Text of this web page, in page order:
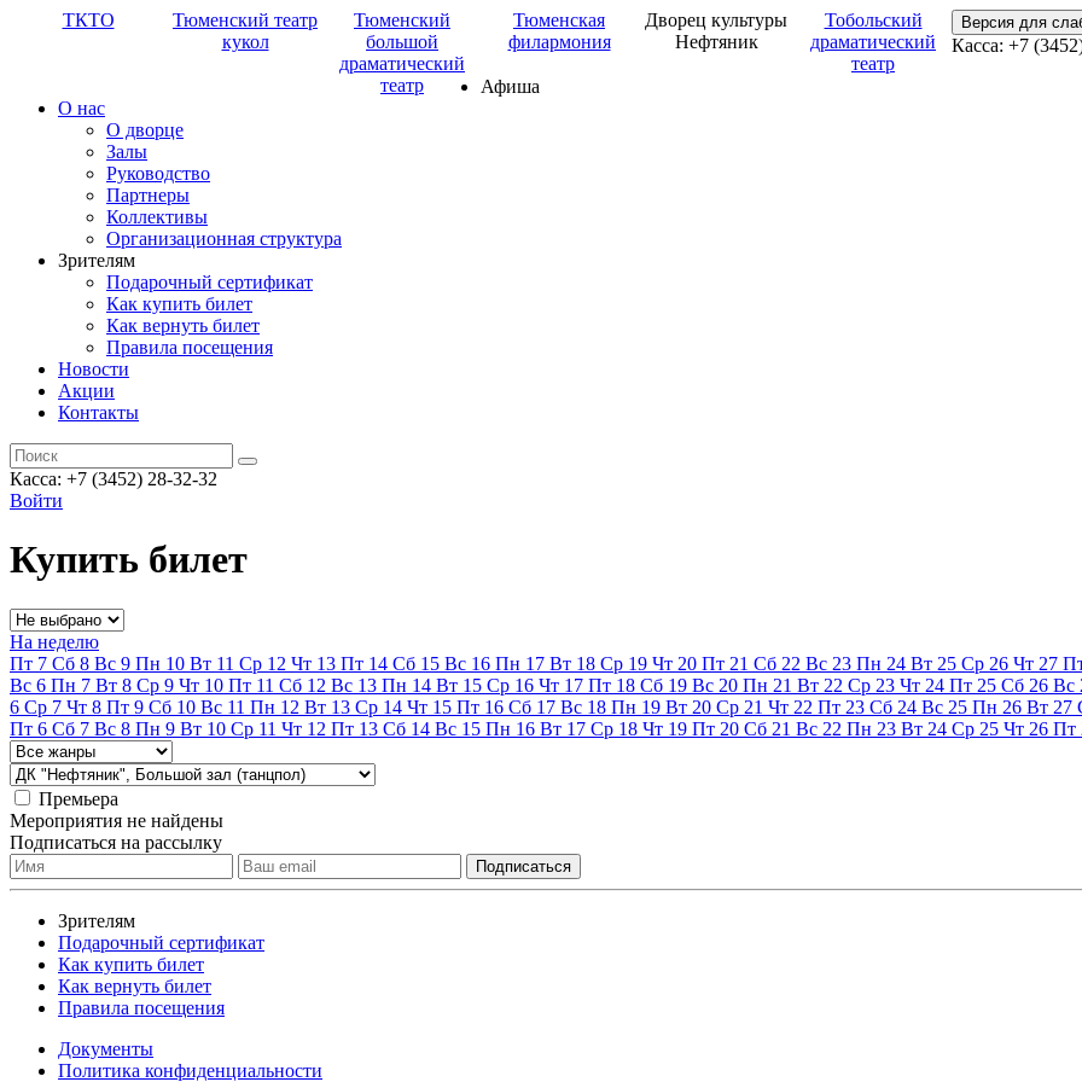
ТКТО
Тюменский театр
кукол
Тюменский
большой
драматический
театр
Тюменская
филармония
Дворец культуры
Нефтяник
Тобольский
драматический
театр
Версия для
Касса: +7
Афиша
О нас
О дворце
Залы
Руководство
Партнеры
Коллективы
Организационная структура
Зрителям
Подарочный сертификат
Как купить билет
Как вернуть билет
Правила посещения
Новости
Акции
Контакты
Касса: +7 (3452) 28-32-32
Войти
Купить билет
На неделю
Пт 7 Сб 8 Вс 9 Пн 10 Вт 11 Ср 12 Чт 13 Пт 14 Сб 15 Вс 16 Пн 17 Вт 18 Ср 19 Чт 20 Пт 21 Сб 22 Вс 23 Пн 24 Вт 25 Ср 26 Чт 27
Вс 6 Пн 7 Вт 8 Ср 9 Чт 10 Пт 11 Сб 12 Вс 13 Пн 14 Вт 15 Ср 16 Чт 17 Пт 18 Сб 19 Вс 20 Пн 21 Вт 22 Ср 23 Чт 24 Пт 25 Сб 26 Вс
6 Ср 7 Чт 8 Пт 9 Сб 10 Вс 11 Пн 12 Вт 13 Ср 14 Чт 15 Пт 16 Сб 17 Вс 18 Пн 19 Вт 20 Ср 21 Чт 22 Пт 23 Сб 24 Вс 25 Пн 26 Вт 27
Пт 6 Сб 7 Вс 8 Пн 9 Вт 10 Ср 11 Чт 12 Пт 13 Сб 14 Вс 15 Пн 16 Вт 17 Ср 18 Чт 19 Пт 20 Сб 21 Вс 22 Пн 23 Вт 24 Ср 25 Чт 26 Пт
Премьера
Мероприятия не найдены
Подписаться на рассылку
Зрителям
Подарочный сертификат
Как купить билет
Как вернуть билет
Правила посещения
Документы
Политика конфиденциальности